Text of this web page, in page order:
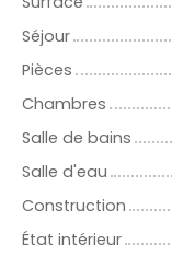
Séjour
Pièces
Chambres
Salle de bains
Salle d'eau
Construction
État intérieur